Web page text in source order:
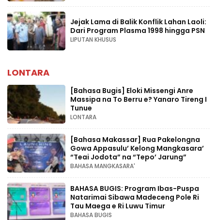
Jejak Lama di Balik Konflik Lahan Laoli:
Dari Program Plasma 1998 hingga PSN
LIPUTAN KHUSUS
LONTARA
[Bahasa Bugis] ‎Eloki Missengi Anre
Massipa na To Berru e? Yanaro Tireng I
Tunue
LONTARA
[Bahasa Makassar] Rua Pakelongna
Gowa Appasulu’ Kelong Mangkasara’
“Teai Jodota” na “Tepo’ Jarung”
BAHASA MANGKASARA'
BAHASA BUGIS: Program Ibas-Puspa
Natarimai Sibawa Madeceng Pole Ri
Tau Maega e Ri Luwu Timur
BAHASA BUGIS